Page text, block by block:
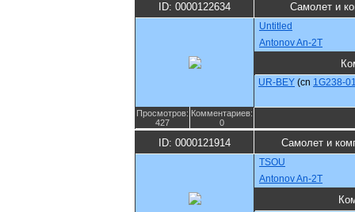
ID: 0000122634 Самолет и
Untitled
Antonov An-2T
UR-BEY (cn 1G238-
Просмотров:
427
Комментариев:
0
ID: 0000121914 Самолет и
TSOU
Antonov An-2T